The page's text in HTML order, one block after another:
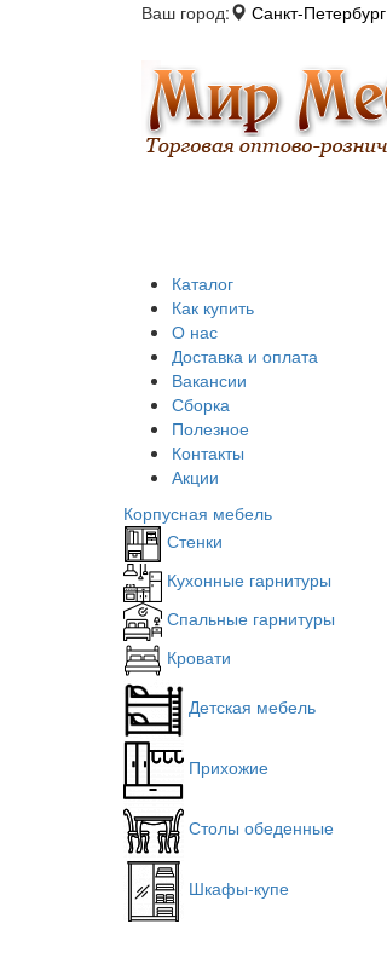
Ваш город: Санкт-Петербург
Каталог
Как купить
О нас
Доставка и оплата
Вакансии
Сборка
Полезное
Контакты
Акции
Корпусная мебель
Стенки
Кухонные гарнитуры
Спальные гарнитуры
Кровати
Детская мебель
Прихожие
Столы обеденные
Шкафы-купе